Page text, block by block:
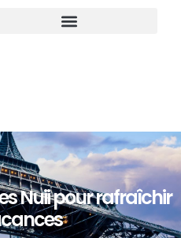
Nuii pour rafraîchir